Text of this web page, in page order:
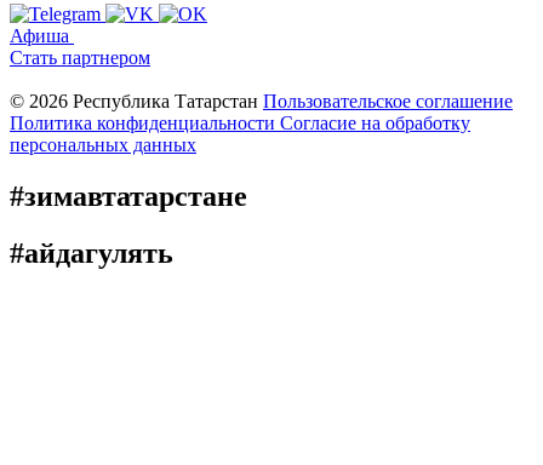
Афиша
Стать партнером
© 2026 Республика Татарстан Пользовательское соглашение
Политика конфиденциальности Cогласие на обработку
персональных данных
#зимавтатарстане
#айдагулять